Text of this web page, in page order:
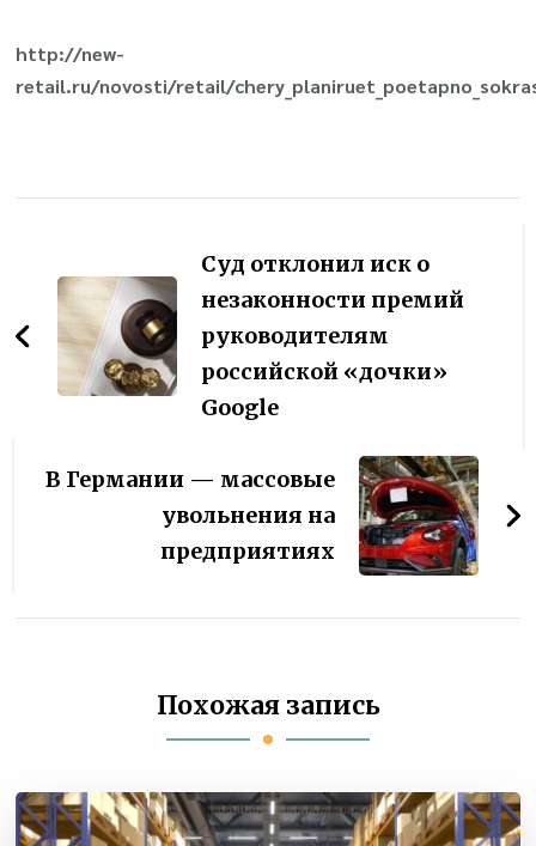
http://new-
retail.ru/novosti/retail/
по
записям
Суд отклонил иск о
незаконности премий
руководителям
российской «дочки»
Google
В Германии — массовые
увольнения на
предприятиях
Похожая запись